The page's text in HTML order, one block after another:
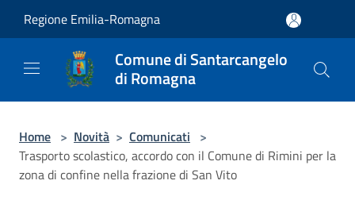
Regione Emilia-Romagna
Comune di Santarcangelo
di Romagna
Home > Novità > Comunicati >
Trasporto scolastico, accordo con il Comune di Rimini per la
zona di confine nella frazione di San Vito